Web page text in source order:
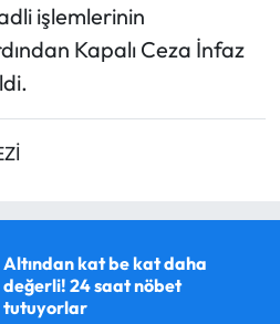
işlemlerinin
Kapalı Ceza İnfaz
Altından kat be kat daha
değerli! 24 saat nöbet
tutuyorlar